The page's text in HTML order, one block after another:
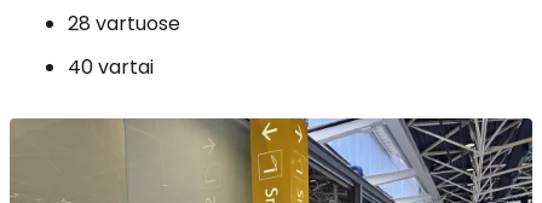
28 vartuose
40 vartai